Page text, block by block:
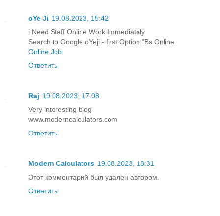
oYe Ji 19.08.2023, 15:42
i Need Staff Online Work Immediately
Search to Google oYeji - first Option "Bs Online
Online Job
Ответить
Raj 19.08.2023, 17:08
Very interesting blog
www.moderncalculators.com
Ответить
Modern Calculators 19.08.2023, 18:31
Этот комментарий был удален автором.
Ответить